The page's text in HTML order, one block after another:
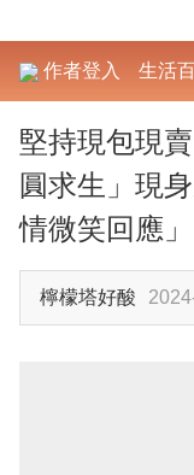
作者登入 生活
堅持現包現
圓求生」現
情微笑回應」
檸檬塔好酸